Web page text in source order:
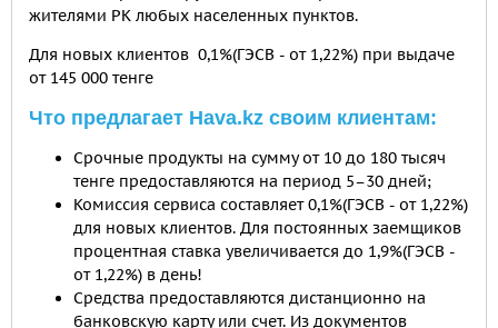
жителями РК любых населенных пунктов.
Для новых клиентов 0,1%(ГЭСВ - от 1,22%) при выдаче
от 145 000 тенге
Что предлагает Hava.kz своим клиентам:
Срочные продукты на сумму от 10 до 180 тысяч
тенге предоставляются на период 5–30 дней;
Комиссия сервиса составляет 0,1%(ГЭСВ - от 1,22%)
для новых клиентов. Для постоянных заемщиков
процентная ставка увеличивается до 1,9%(ГЭСВ -
от 1,22%) в день!
Средства предоставляются дистанционно на
банковскую карту или счет. Из документов